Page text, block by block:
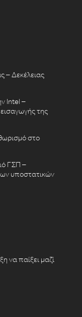
– Δεκέλειας
Intel –
της
στο
ΓΣΠ –
υποστατικών
να παίξει μαζί